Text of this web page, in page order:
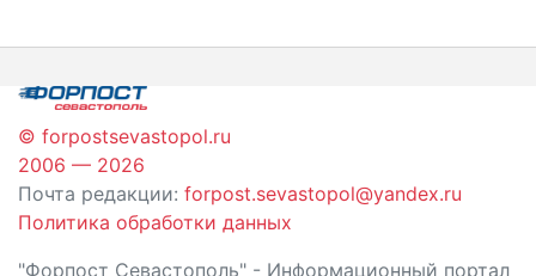
записям
© forpostsevastopol.ru
2006 — 2026
Почта редакции: forpost.sevastopol@yandex.ru
Политика обработки данных
"Форпост Севастополь" - Информационный портал